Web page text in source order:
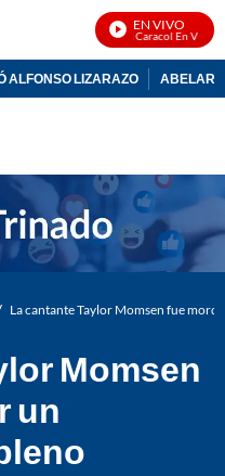
EN VIVO
Noticias Caracol En Vivo
ALFONSO LIZARAZO
La cantante Taylor Momsen fue
Momsen
un